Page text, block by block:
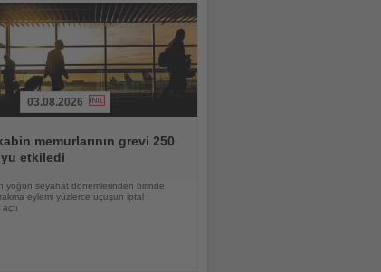
03.08.2026
memurlarının grevi 250
etkiledi
yoğun seyahat dönemlerinden birinde
eylemi yüzlerce uçuşun iptal